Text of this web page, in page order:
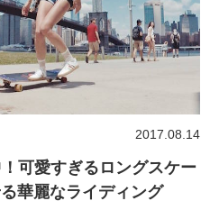
可愛すぎるロングスケー
華麗なライディング
2017.08.14